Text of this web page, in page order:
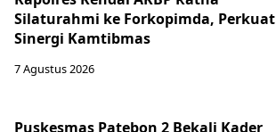
Silaturahmi ke Forkopimda, Perkuat
Sinergi Kamtibmas
7 Agustus 2026
Puskesmas Patebon 2 Bekali Kader